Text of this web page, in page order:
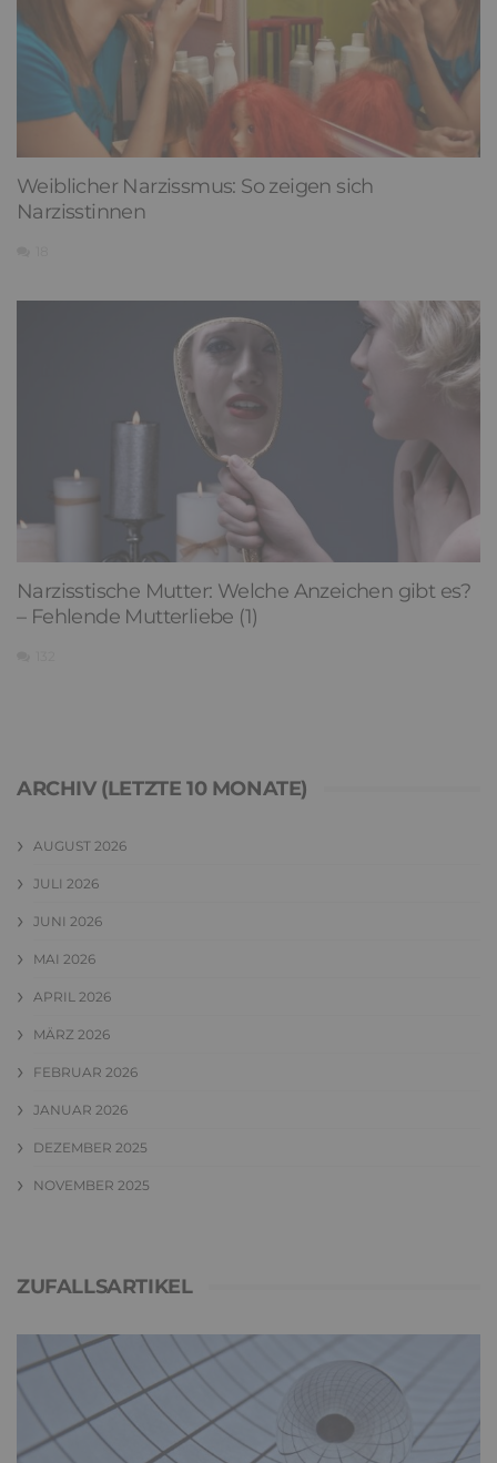
Weiblicher Narzissmus: So zeigen sich
Narzisstinnen
Narzisstische Mutter: Welche Anzeichen gibt es?
– Fehlende Mutterliebe (1)
ARCHIV (LETZTE 10 MONATE)
AUGUST 2026
JULI 2026
JUNI 2026
MAI 2026
APRIL 2026
MÄRZ 2026
FEBRUAR 2026
JANUAR 2026
DEZEMBER 2025
NOVEMBER 2025
ZUFALLSARTIKEL